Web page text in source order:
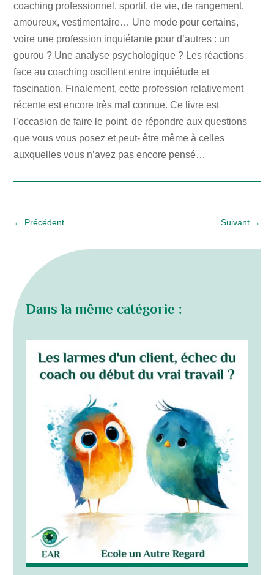
coaching professionnel, sportif, de vie, de rangement,
amoureux, vestimentaire… Une mode pour certains,
voire une profession inquiétante pour d’autres : un
gourou ? Une analyse psychologique ? Les réactions
face au coaching oscillent entre inquiétude et
fascination. Finalement, cette profession relativement
récente est encore très mal connue. Ce livre est
l’occasion de faire le point, de répondre aux questions
que vous vous posez et peut- être même à celles
auxquelles vous n’avez pas encore pensé…
← Précédent Suivant→
Dans la même catégorie :